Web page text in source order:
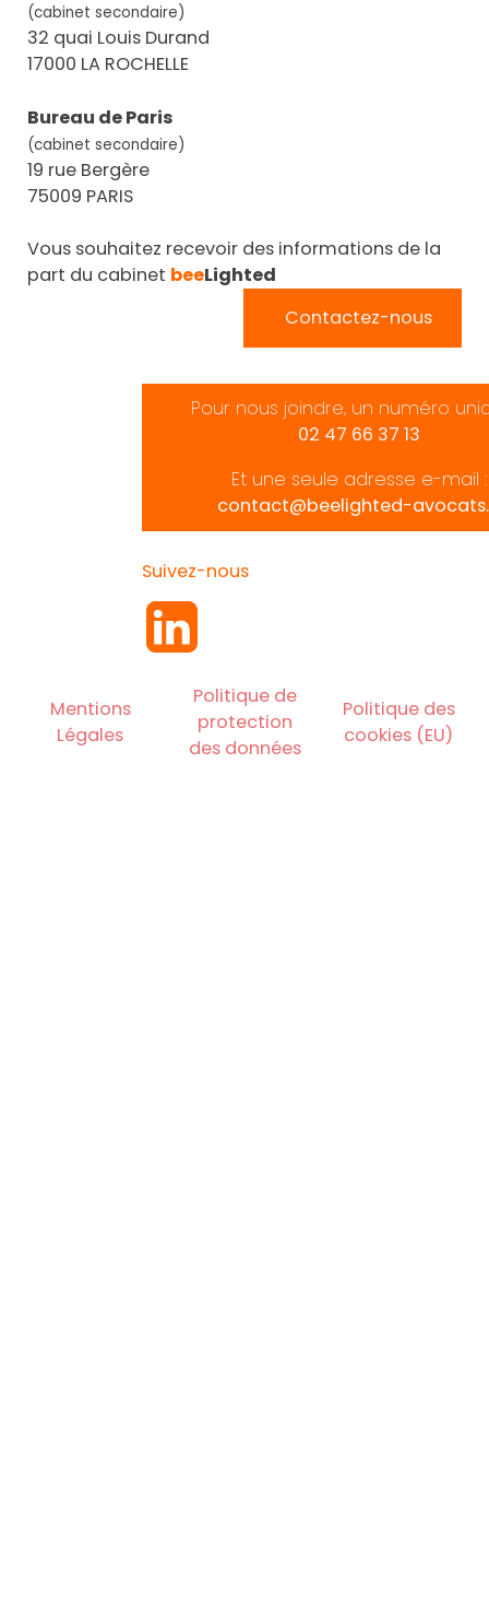
(cabinet secondaire)
32 quai Louis Durand
17000 LA ROCHELLE
Bureau de Paris
(cabinet secondaire)
19 rue Bergère
75009 PARIS
Vous souhaitez recevoir des informations de la
part du cabinet beeLighted
Contactez-nous
Pour nous joindre, un numéro
02 47 66 37 13
Et une seule adresse e-mail :
contact@beelighted-
Suivez-nous
Mentions
Légales
Politique de
protection
des données
Politique des
cookies (EU)